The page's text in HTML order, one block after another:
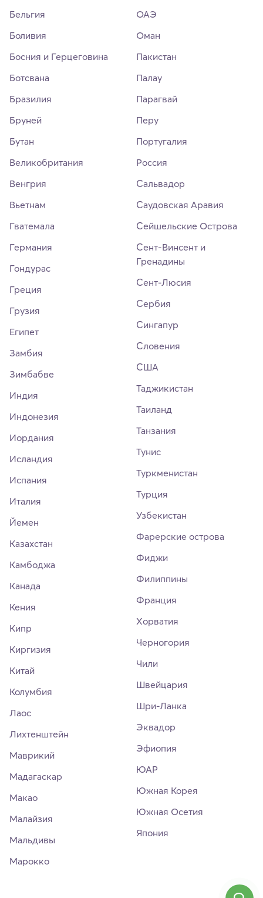
Бельгия
Боливия
Босния и Герцеговина
Ботсвана
Бразилия
Бруней
Бутан
Великобритания
Венгрия
Вьетнам
Гватемала
Германия
Гондурас
Греция
Грузия
Египет
Замбия
Зимбабве
Индия
Индонезия
Иордания
Исландия
Испания
Италия
Йемен
Казахстан
Камбоджа
Канада
Кения
Кипр
Киргизия
Китай
Колумбия
Лаос
Лихтенштейн
Маврикий
Мадагаскар
Макао
Малайзия
Мальдивы
Марокко
ОАЭ
Оман
Пакистан
Палау
Парагвай
Перу
Португалия
Россия
Сальвадор
Саудовская Аравия
Сейшельские Острова
Сент-Винсент и
Гренадины
Сент-Люсия
Сербия
Сингапур
Словения
США
Таджикистан
Таиланд
Танзания
Тунис
Туркменистан
Турция
Узбекистан
Фарерские острова
Фиджи
Филиппины
Франция
Хорватия
Черногория
Чили
Швейцария
Шри-Ланка
Эквадор
Эфиопия
ЮАР
Южная Корея
Южная Осетия
Япония